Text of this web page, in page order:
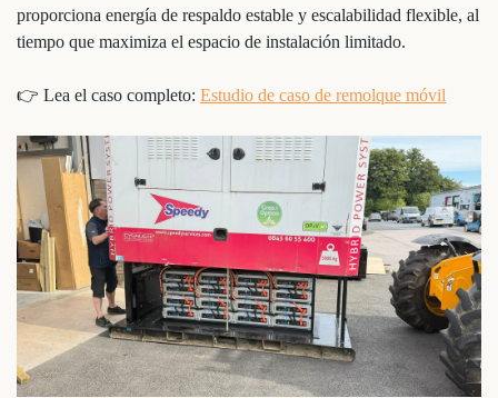
proporciona energía de respaldo estable y escalabilidad flexible, al
tiempo que maximiza el espacio de instalación limitado.
👉 Lea el caso completo: Estudio de caso de remolque móvil